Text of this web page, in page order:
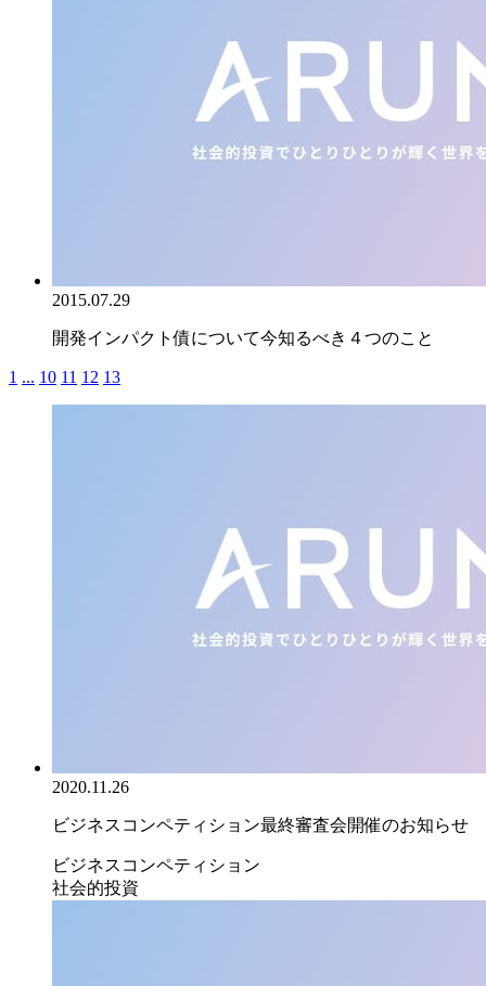
2015.07.29
開発インパクト債について今知るべき４つのこと
1 ... 10 11 12 13
2020.11.26
ビジネスコンペティション最終審査会開催のお知らせ
ビジネスコンペティション
社会的投資